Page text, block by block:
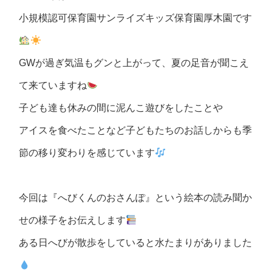
小規模認可保育園サンライズキッズ保育園厚木園です
GWが過ぎ気温もグンと上がって、夏の足音が聞こえ
て来ていますね
子ども達も休みの間に泥んこ遊びをしたことや
アイスを食べたことなど子どもたちのお話しからも季
節の移り変わりを感じています
今回は『へびくんのおさんぽ』という絵本の読み聞か
せの様子をお伝えします
ある日へびが散歩をしていると水たまりがありました